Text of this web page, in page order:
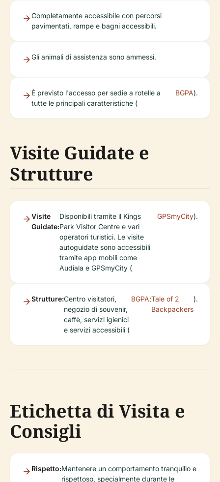
Completamente accessibile con percorsi
pavimentati, rampe e bagni accessibili.
Gli animali di assistenza sono ammessi.
È previsto l'accesso per sedie a rotelle a
tutte le principali caratteristiche (
BGPA).
Visite Guidate e
Strutture
Visite
Guidate:
Disponibili tramite il Kings
Park Visitor Centre e vari
operatori turistici. Le visite
autoguidate sono accessibili
tramite app mobili come
Audiala e GPSmyCity (
GPSmyCity).
Strutture:Centro visitatori,
negozio di souvenir,
caffè, servizi igienici
e servizi accessibili (
BGPA;Tale of 2
Backpackers
).
Etichetta di Visita e
Consigli
Rispetto:Mantenere un comportamento tranquillo e
rispettoso, specialmente durante le